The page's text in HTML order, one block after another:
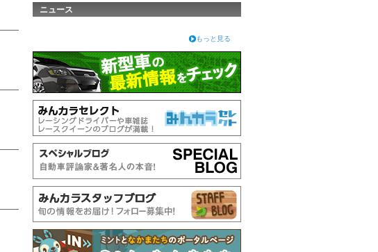
ニュース
もっと見る